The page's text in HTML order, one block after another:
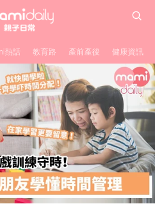
熱話 教育路 產前產後 健康資訊